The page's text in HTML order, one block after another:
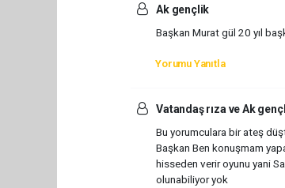
Ak gençlik
Başkan Murat gül 20 yıl
Yorumu Yanıtla
Vatandaş rıza ve Ak
Bu yorumculara bir ateş
Başkan Ben konuşmam
hisseden verir oyunu yani
olunabiliyor yok